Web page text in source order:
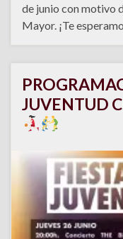
de junio con motivo
Mayor. ¡Te
JUVENTUD